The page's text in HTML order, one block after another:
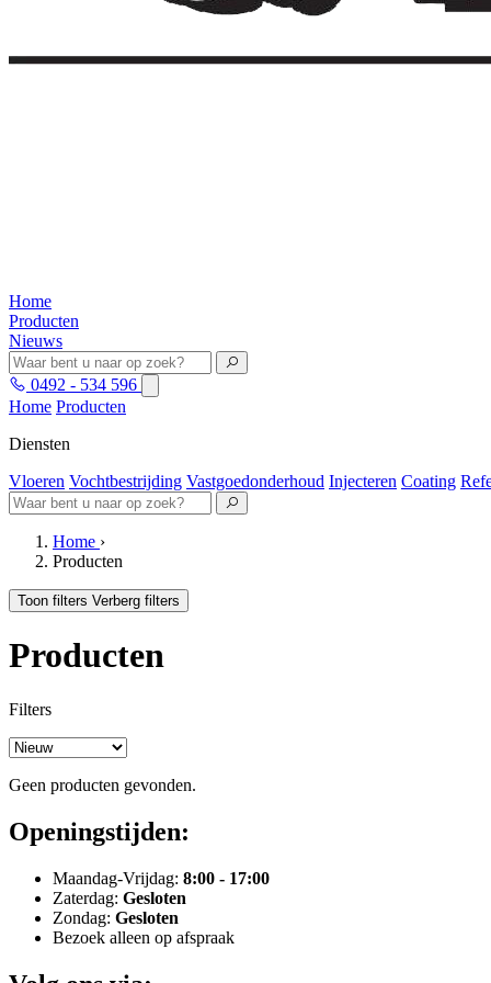
Home
Producten
Nieuws
0492 - 534 596
Home Producten
Diensten
Vloeren Vochtbestrijding Vastgoedonderhoud Injecteren Coating
Home ›
Producten
Toon filters Verberg filters
Producten
Filters
Geen producten gevonden.
Openingstijden:
Maandag-Vrijdag: 8:00 - 17:00
Zaterdag: Gesloten
Zondag: Gesloten
Bezoek alleen op afspraak